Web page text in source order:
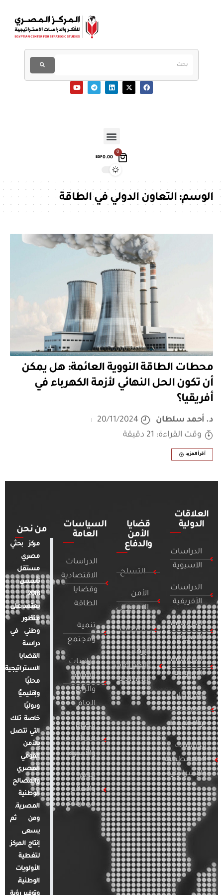
0
EGP0.00
الوسم:التعاون الدولي في الطاقة
محطات الطاقة النووية العائمة: هل يمكن
أن تكون الحل النهائي لأزمة الكهرباء في
أفريقيا؟
د. أحمد سلطان
20/11/2024
وقت القراءة: 21 دقيقة
أقرأ المزيد
العلاقات
الدولية
الدراسات
الآسيوية
الدراسات
الأفريقية
الدراسات
الأمريكية
الدراسات
الأوروبية
الدراسات
العربية
والإقليمية
الدراسات
الفلسطينية
والإسرائيلية
قضايا
الأمن
والدفاع
التسلح
الأمن
السيبراني
التطرف
الإرهاب
والصراعات
المسلحة
السياسات
العامة
الدراسات
الاقتصادية
وقضايا
الطاقة
تنمية
ومجتمع
دراسات
الإعلام
والرأي
العام
قضايا
المرأة
والأسرة
مصر
والعالم
في أرقام
من نحن
مركز بحثي
مصري
مستقل
تأسس
2018.
يعتمد على
منظور
وطني في
دراسة
القضايا
الاستراتيجية
محليًا
وإقليميًا
ودوليًا
خاصة تلك
التي تتصل
بالأمن
القومي
المصري
والمصالح
الوطنية
المصرية.
ومن ثم
يسعى
إنتاج المركز
لتغطية
الأولويات
الوطنية،